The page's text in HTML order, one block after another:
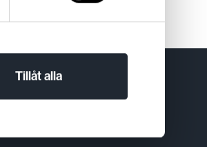
Tillåt alla